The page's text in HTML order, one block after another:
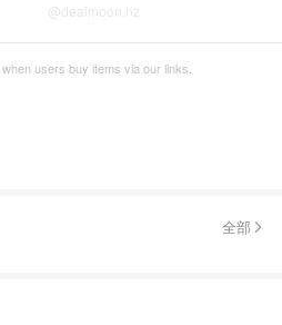
@dealmoon.nz
users buy items via our links.
全部